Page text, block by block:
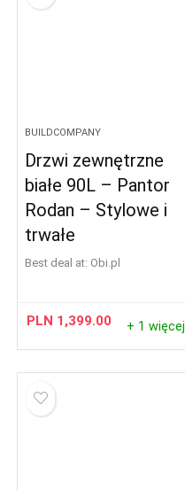
BUILDCOMPANY
Drzwi zewnętrzne
białe 90L – Pantor
Rodan – Stylowe i
trwałe
Best deal at: obi.pl
PLN 1,399.00 + 1 więcej